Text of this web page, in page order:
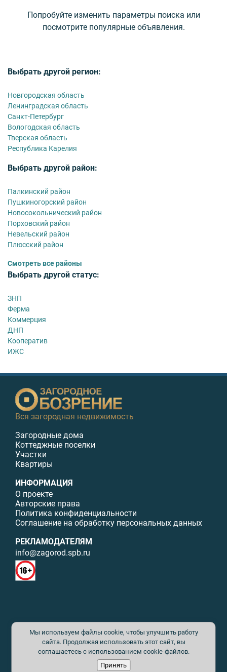
Попробуйте изменить параметры поиска или
посмотрите популярные объявления.
Выбрать другой регион:
Новгородская область
Ленинградская область
Санкт-Петербург
Вологодская область
Тверская область
Республика Карелия
Выбрать другой район:
Палкинский район
Пушкиногорский район
Новосокольнический район
Порховский район
Невельский район
Плюсский район
Смотреть все районы
Выбрать другой статус:
ЗНП
Ферма
Коммерция
ДНП
Кооператив
ИЖС
Вся загородная недвижимость
Загородные дома
Коттеджные поселки
Участки
Квартиры
ИНФОРМАЦИЯ
О проекте
Авторские права
Политика конфиденциальности
Соглашение на обработку персональных данных
РЕКЛАМОДАТЕЛЯМ
info@zagorod.spb.ru
© ИП Малыщева Б.Л. Все права защищены. Перепечатка материалов
данного сайта возможна только с письменного разрешения. При
цитировании ссылка на www.zagorod.spb.ru обязательна. Редакция не
несет ответственности за содержание рекламных материалов. Все
рекламируемые товары и услуги имеют необходимые сертификаты и
лицензии. Перепечатка любых материалов без письменного согласия
Мы используем файлы cookie, чтобы улучшить работу
сайта. Продолжая использовать этот сайт, вы
соглашаетесь с использованием cookie-файлов.
Принять